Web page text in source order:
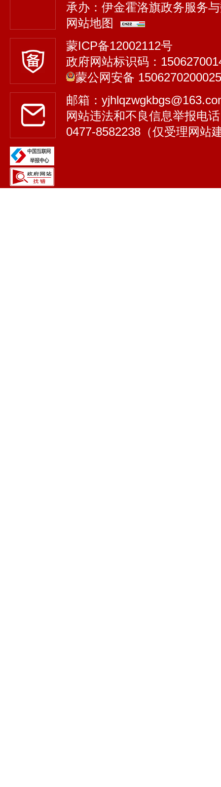
承办：伊金霍洛旗政务服务
网站地图
蒙ICP备12002112号
政府网站标识码：
蒙公网安备
邮箱：
网站违法和不良信息举报电
0477-8582238（仅受理网站